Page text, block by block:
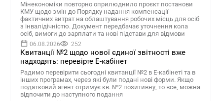
Мінекономіки повторно оприлюднило проєкт постанови
КМУ щодо змін до Порядку надання компенсації
фактичних витрат на облаштування робочих місць для осіб
з інвалідічністю. Документ передбачає уточнення кола
осіб, вимоги до зарплати та нові підстави для відмови
06.08.2026 252
Квитанції №2 щодо нової єдиної звітності вже
надходять: перевірте Е-кабінет
Радимо перевірити сьогодні квитанції №2 в Е-кабінеті та в
інших програмах, через які були подані нові форми. Якщо
податковий агент отримує кв. №2 позитивну, то все, можна
відпочити до наступного подання